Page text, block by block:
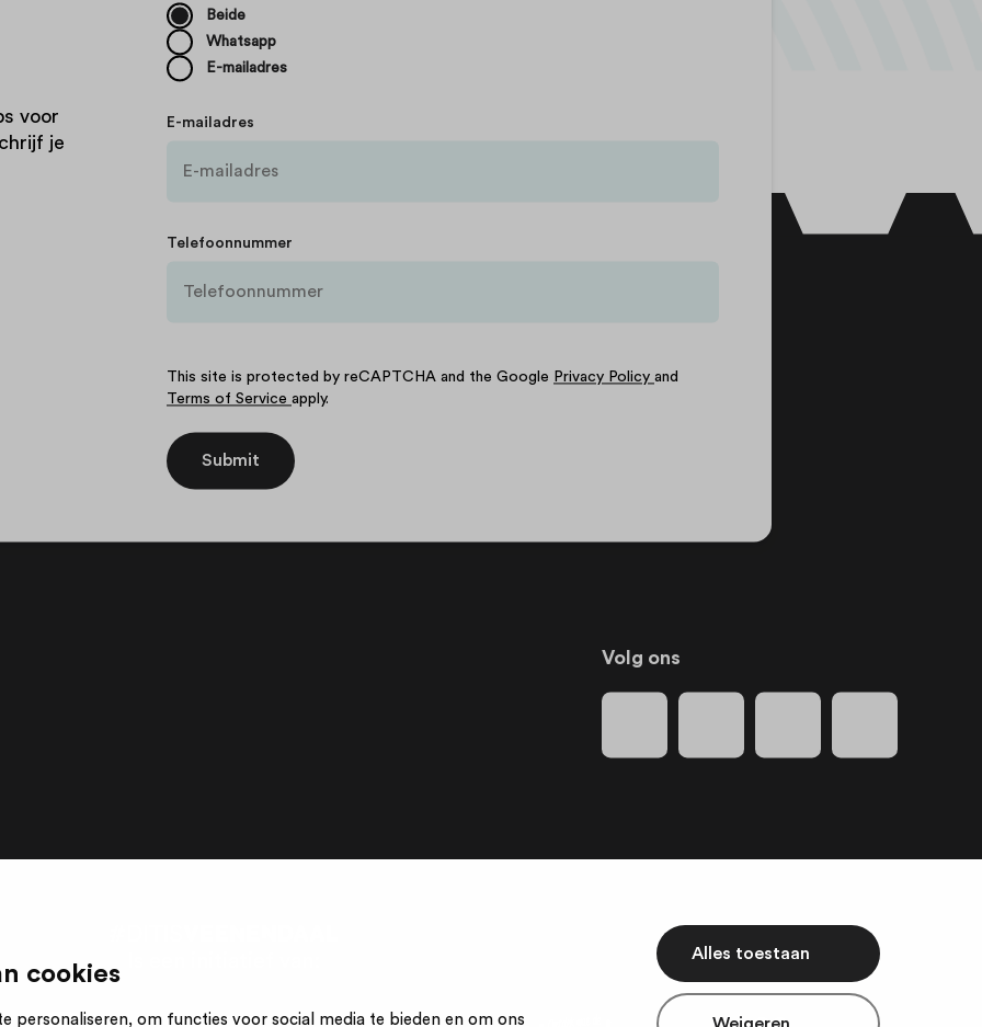
cookies
personaliseren, om functies voor social media te bieden en om ons
Alles toestaan
voor
je
Beide
Whatsapp
E-mailadres
E-mailadres
Telefoonnummer
This site is protected by reCAPTCHA and the Google Privacy Policy and
Terms of Service apply.
Submit
Volg ons